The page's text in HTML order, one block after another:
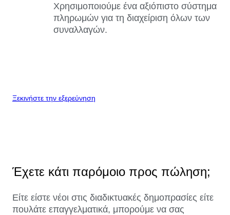
Χρησιμοποιούμε ένα αξιόπιστο σύστημα
πληρωμών για τη διαχείριση όλων των
συναλλαγών.
Ξεκινήστε την εξερεύνηση
Έχετε κάτι παρόμοιο προς πώληση;
Είτε είστε νέοι στις διαδικτυακές δημοπρασίες είτε
πουλάτε επαγγελματικά, μπορούμε να σας